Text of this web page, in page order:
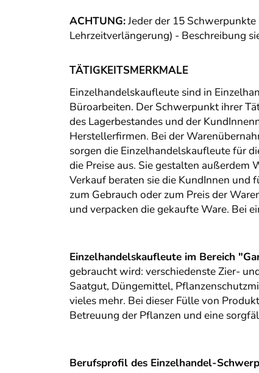
ACHTUNG:Jeder der 15
Lehrzeitverlängerung) - Beschreibung
TÄTIGKEITSMERKMALE
Einzelhandelskaufleute sind in
Büroarbeiten. Der Schwerpunkt ihrer
des Lagerbestandes und der
Herstellerfirmen. Bei der
sorgen die Einzelhandelskaufleute für
die Preise aus. Sie gestalten außerdem
Verkauf beraten sie die KundInnen und
zum Gebrauch oder zum Preis der
und verpacken die gekaufte Ware. Bei
Einzelhandelskaufleute im Bereich
gebraucht wird: verschiedenste Zier-
Saatgut, Düngemittel,
vieles mehr. Bei dieser Fülle von
Betreuung der Pflanzen und eine
Berufsprofil des Einzelhandel-